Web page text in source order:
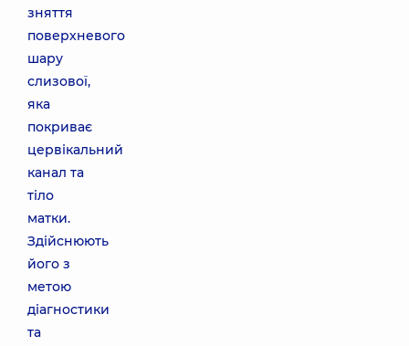
зняття
поверхневого
шару
слизової,
яка
покриває
цервікальний
канал та
тіло
матки.
Здійснюють
його з
метою
діагностики
та